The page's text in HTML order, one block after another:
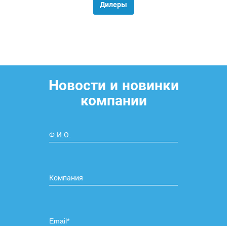
Дилеры
Новости и новинки
компании